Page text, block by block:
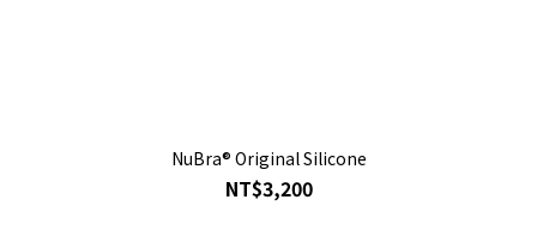
NuBra® Original Silicone
NT$3,200